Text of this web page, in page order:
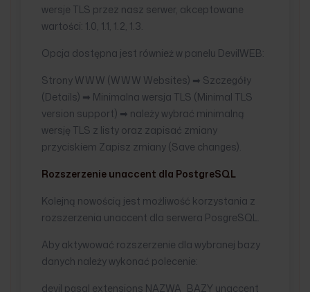
wersje TLS przez nasz serwer, akceptowane
wartości: 1.0, 1.1, 1.2, 1.3.
Opcja dostępna jest również w panelu DevilWEB:
Strony WWW (WWW Websites) ➡ Szczegóły
(Details) ➡ Minimalna wersja TLS (Minimal TLS
version support) ➡ należy wybrać minimalną
wersję TLS z listy oraz zapisać zmiany
przyciskiem Zapisz zmiany (Save changes).
Rozszerzenie unaccent dla PostgreSQL
Kolejną nowością jest możliwość korzystania z
rozszerzenia unaccent dla serwera PosgreSQL.
Aby aktywować rozszerzenie dla wybranej bazy
danych należy wykonać polecenie:
devil pgsql extensions NAZWA_BAZY unaccent